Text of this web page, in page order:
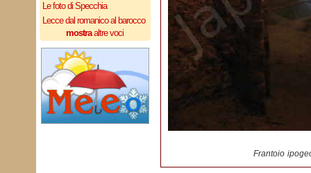
Le foto di Specchia
Lecce dal romanico al barocco
mostraaltre voci
Frantoio